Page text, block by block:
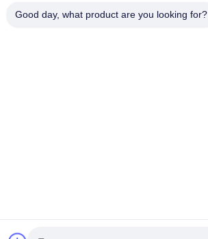
Good day, what product are you looking for?